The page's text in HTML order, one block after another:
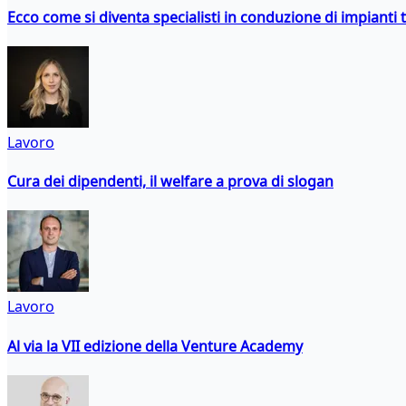
Ecco come si diventa specialisti in conduzione di impianti
Lavoro
Cura dei dipendenti, il welfare a prova di slogan
Lavoro
Al via la VII edizione della Venture Academy